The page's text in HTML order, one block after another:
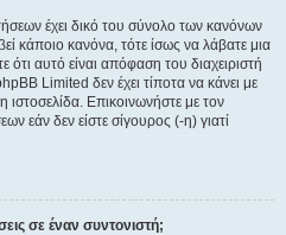
έχει δικό του σύνολο των κανόνων
κάποιο κανόνα, τότε ίσως να λάβατε μια
αυτό είναι απόφαση του διαχειριστή
Limited δεν έχει τίποτα να κάνει με
ιστοσελίδα. Επικοινωνήστε με τον
εάν δεν είστε σίγουρος (-η) γιατί
σε έναν συντονιστή;